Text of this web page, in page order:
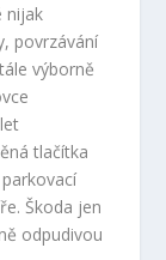
nijak
povrzávání
výborně
tlačítka
Škoda jen
odpudivou